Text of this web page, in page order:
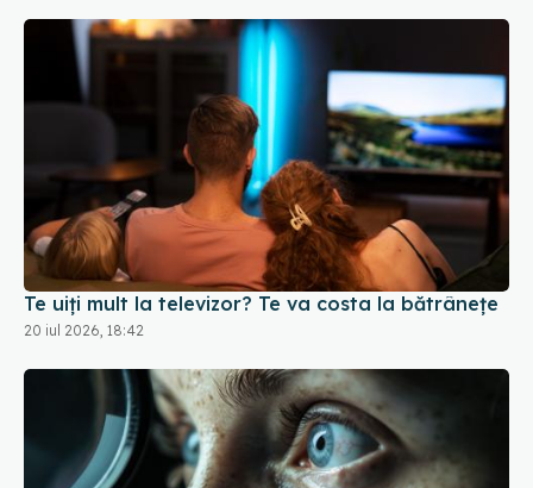
Te uiți mult la televizor? Te va costa la bătrânețe
20 iul 2026, 18:42